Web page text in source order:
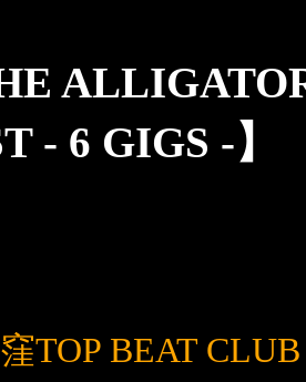
- 6 GIGS -】
TOP BEAT CLUB